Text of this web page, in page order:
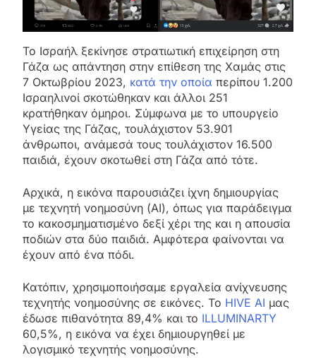
Το Ισραήλ ξεκίνησε στρατιωτική επιχείρηση στη
Γάζα ως απάντηση στην επίθεση της Χαμάς στις
7 Οκτωβρίου 2023, κατά την οποία περίπου 1.200
Ισραηλινοί σκοτώθηκαν και άλλοι 251
κρατήθηκαν όμηροι. Σύμφωνα με το υπουργείο
Υγείας της Γάζας, τουλάχιστον 53.901
άνθρωποι, ανάμεσά τους τουλάχιστον 16.500
παιδιά, έχουν σκοτωθεί στη Γάζα από τότε.
Αρχικά, η εικόνα παρουσιάζει ίχνη δημιουργίας
με τεχνητή νοημοσύνη (AI), όπως για παράδειγμα
το κακοσμηματισμένο δεξί χέρι της και η απουσία
ποδιών στα δύο παιδιά. Αμφότερα φαίνονται να
έχουν από ένα πόδι.
Κατόπιν, χρησιμοποιήσαμε εργαλεία ανίχνευσης
τεχνητής νοημοσύνης σε εικόνες. Το HIVE AI μας
έδωσε πιθανότητα 89,4% και το ILLUMINARTY
60,5%, η εικόνα να έχει δημιουργηθεί με
λογισμικό τεχνητής νοημοσύνης.